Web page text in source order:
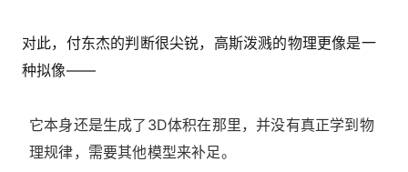
对此，付东杰的判断很尖锐，高斯泼溅的物理更像是一
种拟像——
它本身还是生成了3D体积在那里，并没有真正学到物
理规律，需要其他模型来补足。